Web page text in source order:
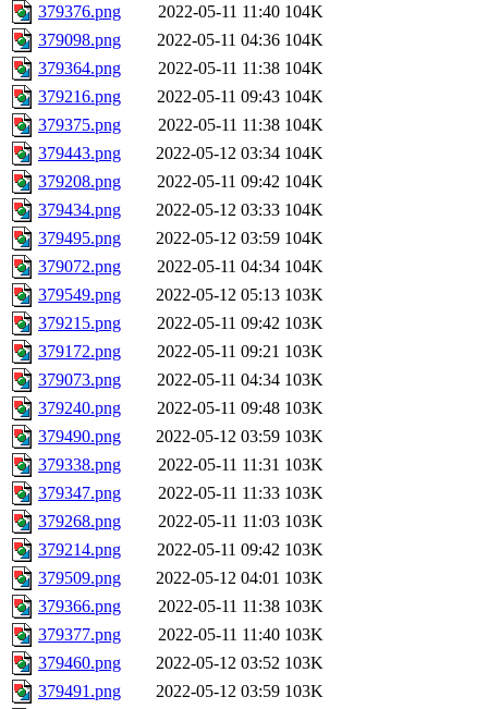
379376.png
2022-05-11 11:40 104K
379098.png
2022-05-11 04:36 104K
379364.png
2022-05-11 11:38 104K
379216.png
2022-05-11 09:43 104K
379375.png
2022-05-11 11:38 104K
379443.png
2022-05-12 03:34 104K
379208.png
2022-05-11 09:42 104K
379434.png
2022-05-12 03:33 104K
379495.png
2022-05-12 03:59 104K
379072.png
2022-05-11 04:34 104K
379549.png
2022-05-12 05:13 103K
379215.png
2022-05-11 09:42 103K
379172.png
2022-05-11 09:21 103K
379073.png
2022-05-11 04:34 103K
379240.png
2022-05-11 09:48 103K
379490.png
2022-05-12 03:59 103K
379338.png
2022-05-11 11:31 103K
379347.png
2022-05-11 11:33 103K
379268.png
2022-05-11 11:03 103K
379214.png
2022-05-11 09:42 103K
379509.png
2022-05-12 04:01 103K
379366.png
2022-05-11 11:38 103K
379377.png
2022-05-11 11:40 103K
379460.png
2022-05-12 03:52 103K
379491.png
2022-05-12 03:59 103K